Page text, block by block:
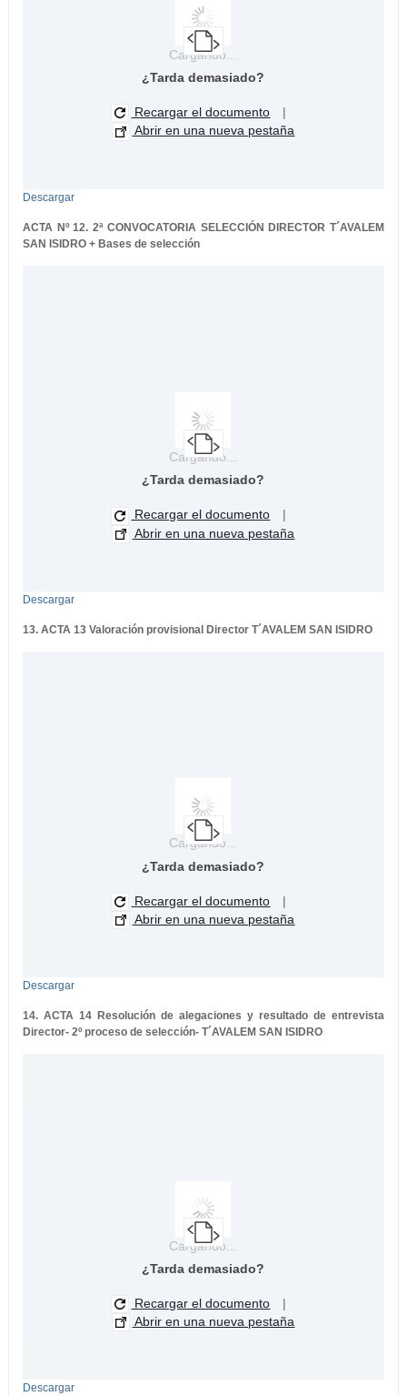
Cargando...
¿Tarda demasiado?
Recargar el documento
|
Abrir en una nueva pestaña
Descargar
ACTA Nº 12. 2ª CONVOCATORIA SELECCIÓN DIRECTOR T´AVALEM
SAN ISIDRO + Bases de selección
Cargando...
¿Tarda demasiado?
Recargar el documento
|
Abrir en una nueva pestaña
Descargar
13. ACTA 13 Valoración provisional Director T´AVALEM SAN ISIDRO
Cargando...
¿Tarda demasiado?
Recargar el documento
|
Abrir en una nueva pestaña
Descargar
14. ACTA 14 Resolución de alegaciones y resultado de entrevista
Director- 2º proceso de selección- T´AVALEM SAN ISIDRO
Cargando...
¿Tarda demasiado?
Recargar el documento
|
Abrir en una nueva pestaña
Descargar